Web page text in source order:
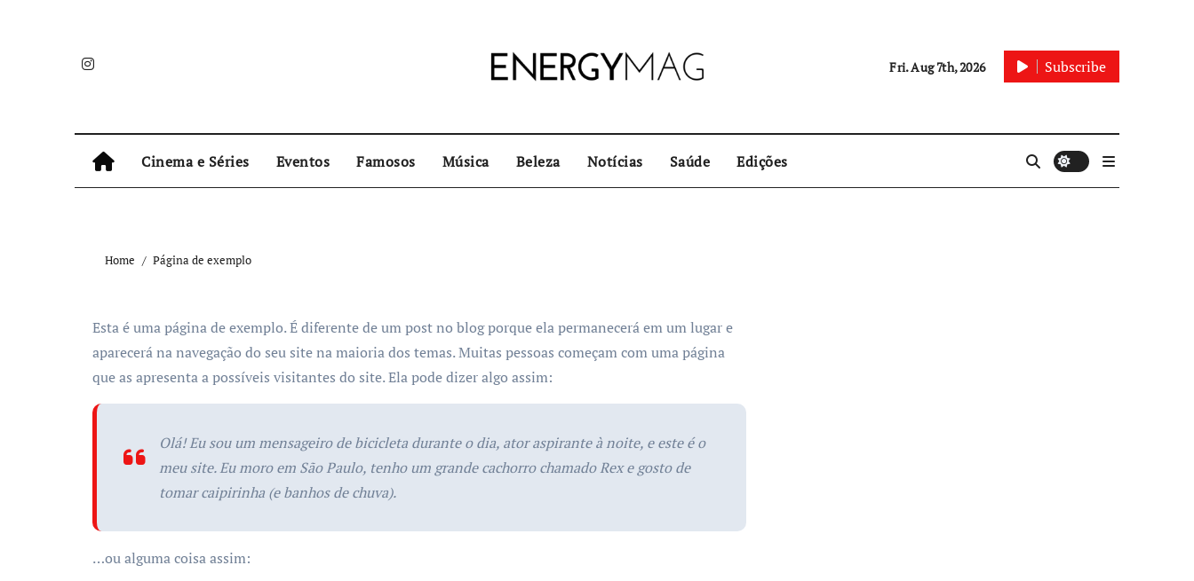
Fri. Aug 7th, 2026 Subscribe
Cinema e Séries Eventos Famosos Música Beleza Notícias Saúde Edições
Home Página de exemplo
Esta é uma página de exemplo. É diferente de um post no blog porque ela permanecerá em um lugar e
aparecerá na navegação do seu site na maioria dos temas. Muitas pessoas começam com uma página
que as apresenta a possíveis visitantes do site. Ela pode dizer algo assim:
Olá! Eu sou um mensageiro de bicicleta durante o dia, ator aspirante à noite, e este é o
meu site. Eu moro em São Paulo, tenho um grande cachorro chamado Rex e gosto de
tomar caipirinha (e banhos de chuva).
…ou alguma coisa assim: